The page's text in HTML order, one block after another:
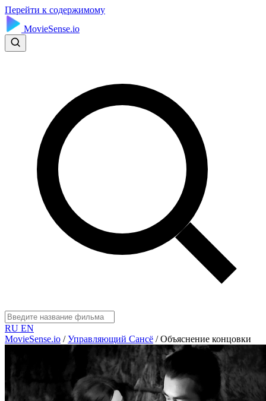
Перейти к содержимому
MovieSense.io
RU EN
MovieSense.io / Управляющий Сансё / Объяснение концовки